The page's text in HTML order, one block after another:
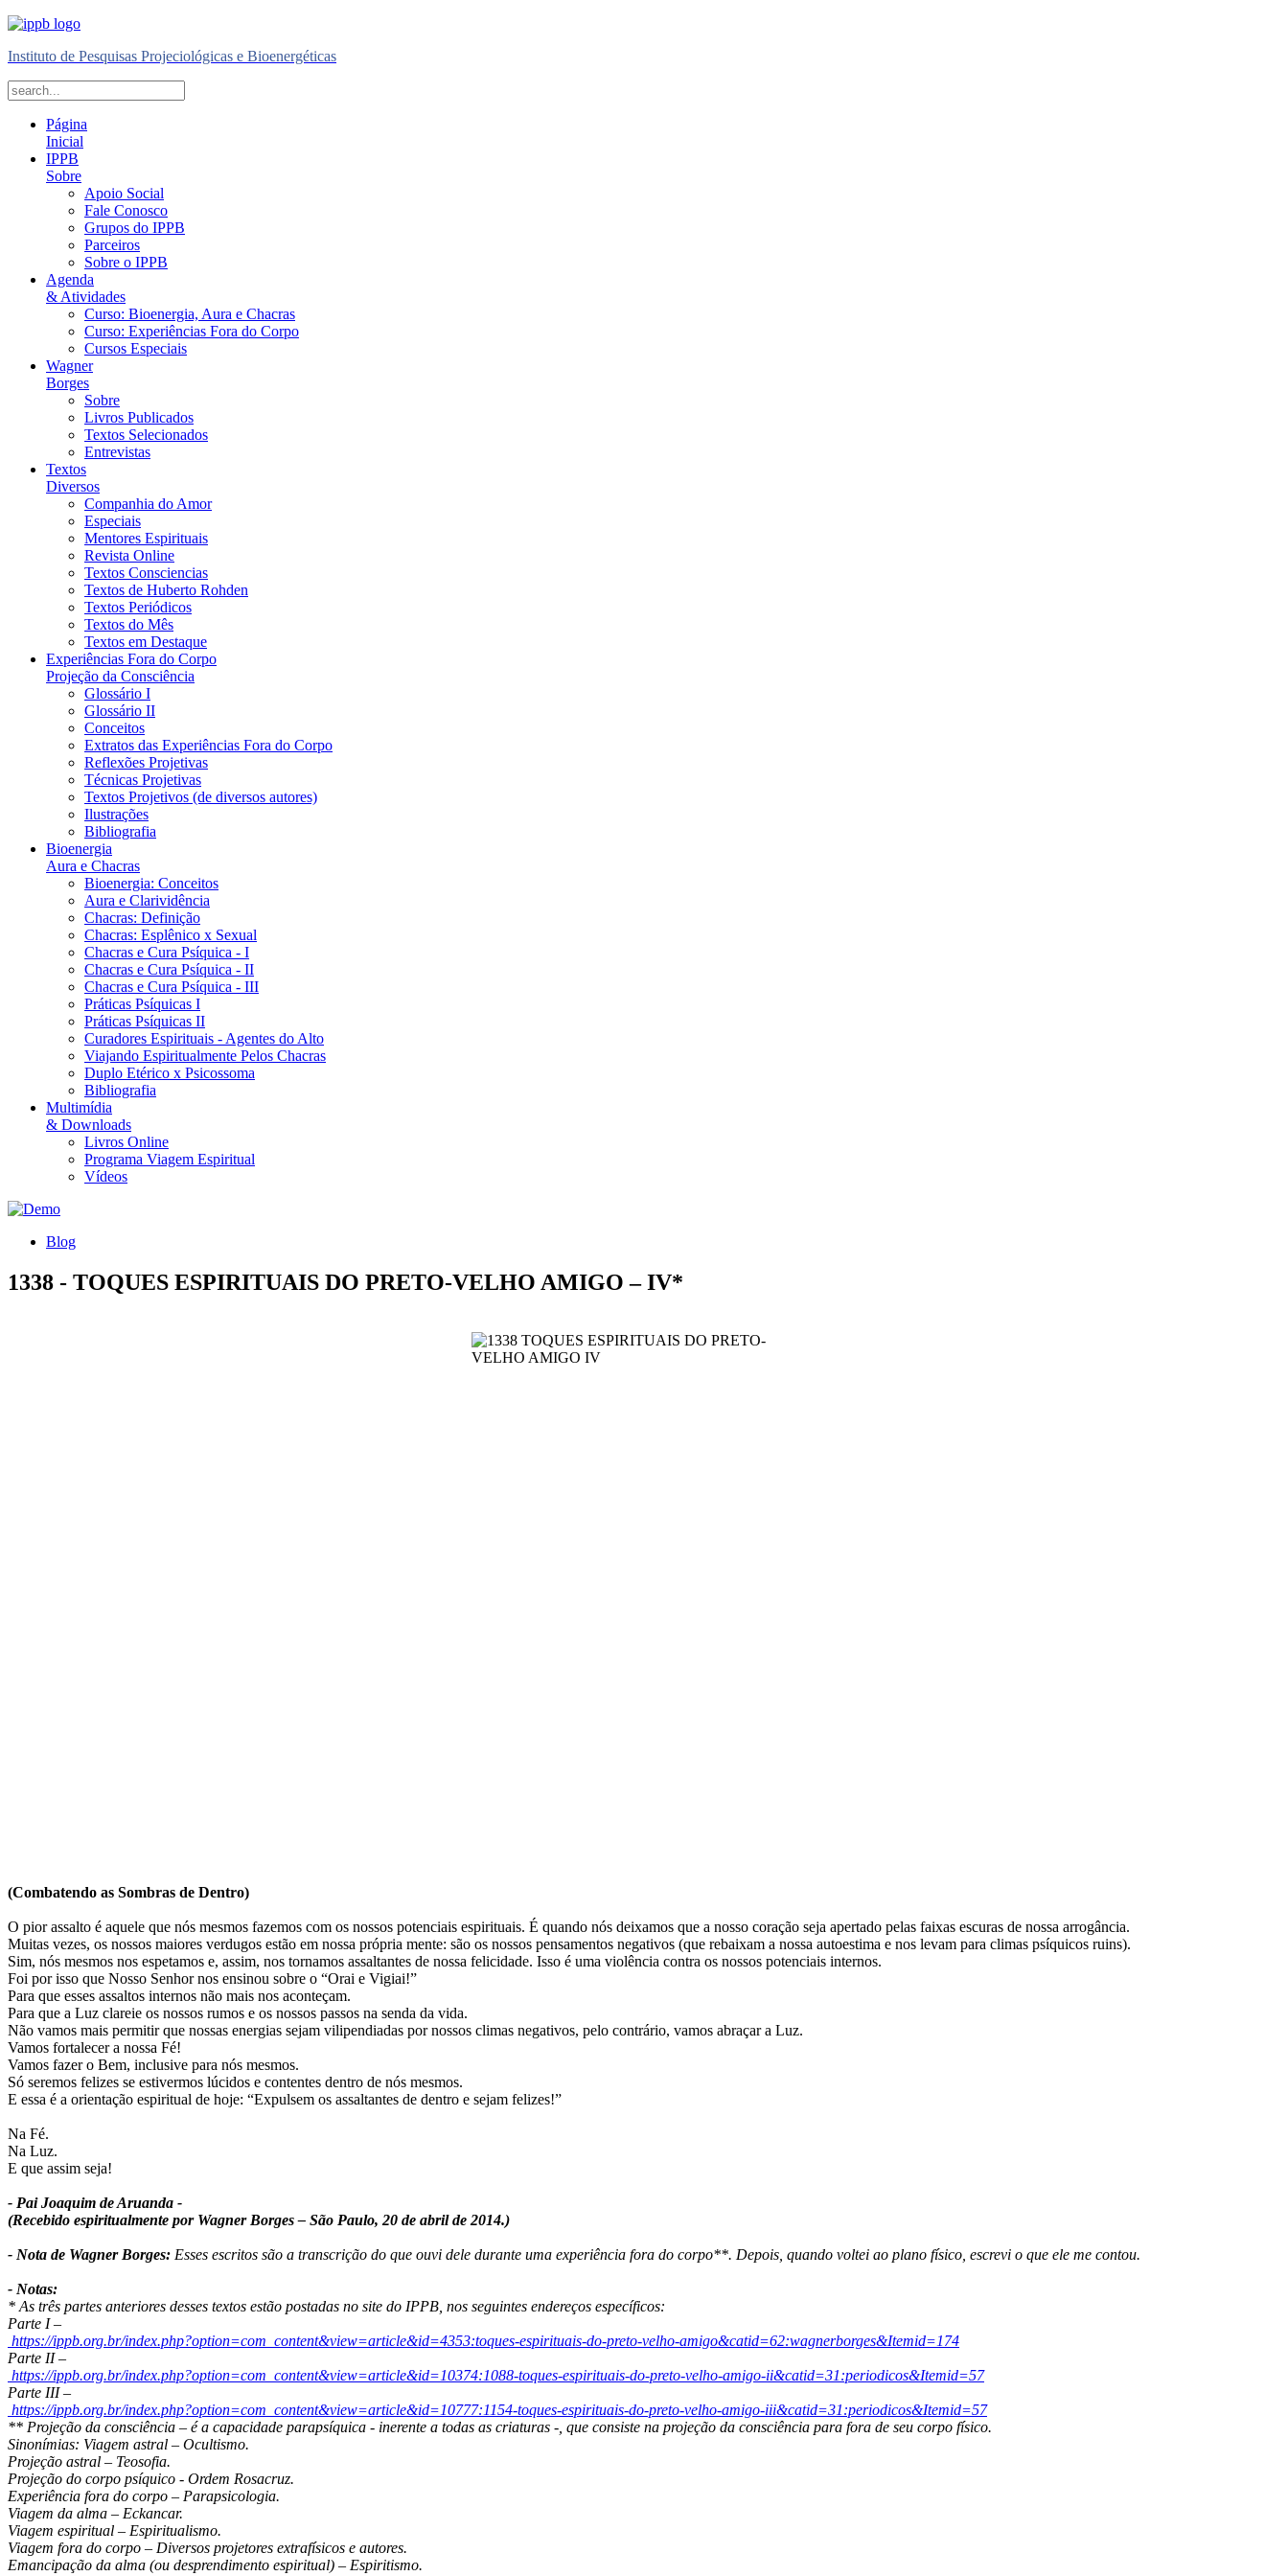
Instituto de Pesquisas Projeciológicas e Bioenergéticas
Página
Inicial
IPPB
Sobre
Apoio Social
Fale Conosco
Grupos do IPPB
Parceiros
Sobre o IPPB
Agenda
& Atividades
Curso: Bioenergia, Aura e Chacras
Curso: Experiências Fora do Corpo
Cursos Especiais
Wagner
Borges
Sobre
Livros Publicados
Textos Selecionados
Entrevistas
Textos
Diversos
Companhia do Amor
Especiais
Mentores Espirituais
Revista Online
Textos Consciencias
Textos de Huberto Rohden
Textos Periódicos
Textos do Mês
Textos em Destaque
Experiências Fora do Corpo
Projeção da Consciência
Glossário I
Glossário II
Conceitos
Extratos das Experiências Fora do Corpo
Reflexões Projetivas
Técnicas Projetivas
Textos Projetivos (de diversos autores)
Ilustrações
Bibliografia
Bioenergia
Aura e Chacras
Bioenergia: Conceitos
Aura e Clarividência
Chacras: Definição
Chacras: Esplênico x Sexual
Chacras e Cura Psíquica - I
Chacras e Cura Psíquica - II
Chacras e Cura Psíquica - III
Práticas Psíquicas I
Práticas Psíquicas II
Curadores Espirituais - Agentes do Alto
Viajando Espiritualmente Pelos Chacras
Duplo Etérico x Psicossoma
Bibliografia
Multimídia
& Downloads
Livros Online
Programa Viagem Espiritual
Vídeos
Blog
1338 - TOQUES ESPIRITUAIS DO PRETO-VELHO AMIGO – IV*
(Combatendo as Sombras de Dentro)
O pior assalto é aquele que nós mesmos fazemos com os nossos potenciais espirituais. É quando nós deixamos que a nosso coração seja apertado pelas faixas escuras de nossa arrogância.
Muitas vezes, os nossos maiores verdugos estão em nossa própria mente: são os nossos pensamentos negativos (que rebaixam a nossa autoestima e nos levam para climas psíquicos ruins).
Sim, nós mesmos nos espetamos e, assim, nos tornamos assaltantes de nossa felicidade. Isso é uma violência contra os nossos potenciais internos.
Foi por isso que Nosso Senhor nos ensinou sobre o “Orai e Vigiai!”
Para que esses assaltos internos não mais nos aconteçam.
Para que a Luz clareie os nossos rumos e os nossos passos na senda da vida.
Não vamos mais permitir que nossas energias sejam vilipendiadas por nossos climas negativos, pelo contrário, vamos abraçar a Luz.
Vamos fortalecer a nossa Fé!
Vamos fazer o Bem, inclusive para nós mesmos.
Só seremos felizes se estivermos lúcidos e contentes dentro de nós mesmos.
E essa é a orientação espiritual de hoje: “Expulsem os assaltantes de dentro e sejam felizes!”
Na Fé.
Na Luz.
E que assim seja!
- Pai Joaquim de Aruanda -
(Recebido espiritualmente por Wagner Borges – São Paulo, 20 de abril de 2014.)
- Nota de Wagner Borges: Esses escritos são a transcrição do que ouvi dele durante uma experiência fora do corpo**. Depois, quando voltei ao plano físico, escrevi o que ele me contou.
- Notas:
* As três partes anteriores desses textos estão postadas no site do IPPB, nos seguintes endereços específicos:
Parte I –
https://ippb.org.br/index.php?option=com_content&view=article&id=4353:toques-espirituais-do-preto-velho-amigo&catid=62:wagnerborges&Itemid=174
Parte II –
https://ippb.org.br/index.php?option=com_content&view=article&id=10374:1088-toques-espirituais-do-preto-velho-amigo-ii&catid=31:periodicos&Itemid=57
Parte III –
https://ippb.org.br/index.php?option=com_content&view=article&id=10777:1154-toques-espirituais-do-preto-velho-amigo-iii&catid=31:periodicos&Itemid=57
** Projeção da consciência – é a capacidade parapsíquica - inerente a todas as criaturas -, que consiste na projeção da consciência para fora de seu corpo físico.
Sinonímias: Viagem astral – Ocultismo.
Projeção astral – Teosofia.
Projeção do corpo psíquico - Ordem Rosacruz.
Experiência fora do corpo – Parapsicologia.
Viagem da alma – Eckancar.
Viagem espiritual – Espiritualismo.
Viagem fora do corpo – Diversos projetores extrafísicos e autores.
Emancipação da alma (ou desprendimento espiritual) – Espiritismo.